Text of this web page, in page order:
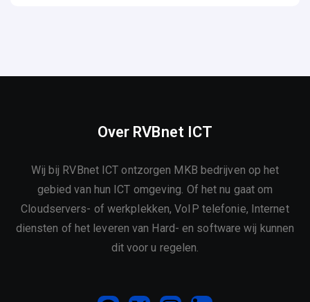
Over RVBnet ICT
Wij bij RVBnet ICT ontzorgen MKB bedrijven op het
gebied van hun ICT omgeving. Of het nu gaat om
Cloudservers- of werkplekken, VoIP telefonie, Internet
diensten of het leveren van Hard- en software wij kunnen
dit voor u regelen.